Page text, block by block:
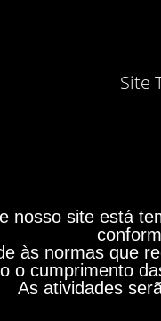
Site
nosso site está
às normas que
o cumprimento
As atividades